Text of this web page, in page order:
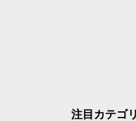
注目カテゴ